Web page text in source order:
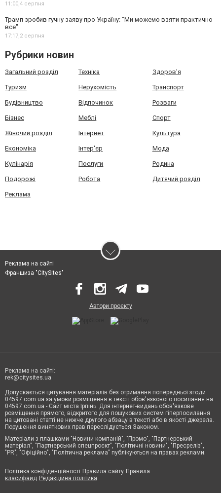
11:00,4 серпня
Трамп зробив гучну заяву про Україну: "Ми можемо взяти практично
все"
17:17,2 серпня
Рубрики новин
Загальний розділ Техніка Здоров'я
Туризм Нерухомість Транспорт
Будівництво Відпочинок Розваги
Бізнес Меблі Спорт
Жіночий розділ Інтернет Культура
Економіка Інтер'єр Мода
Кулінарія Послуги Родина
Подорожі Робота Дитячий розділ
Реклама
Реклама на сайті
Франшиза "CitySites"
Автори проєкту
Реклама на сайті:
rek@citysites.ua
Допускається цитування матеріалів без отримання попередньої згоди
04597.com.ua за умови розміщення в тексті обов'язкового посилання на
04597.com.ua - Сайт міста Ірпінь. Для інтернет-видань обов'язкове
розміщення прямого, відкритого для пошукових систем гіперпосилання
на цитовані статті не нижче другого абзацу в тексті або в якості джерела.
Порушення виняткових прав переслідується Законом.
Матеріали з плашками "Новини компаній", "Промо", "Партнерський
матеріал", "Партнерський спецпроєкт", "Політичні новини", "Пресреліз",
"PR", "Офіційно", "Політична реклама" публікуються на правах реклами.
Політика конфіденційності Правила сайту Правила
класифайд Редакційна політика